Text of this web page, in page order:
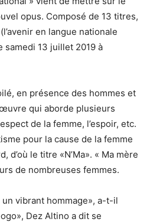
opus. Composé de 13 titres,
en langue nationale
samedi 13 juillet 2019 à
en présence des hommes et
qui aborde plusieurs
de la femme, l’espoir, etc.
pour la cause de la femme
d’où le titre «N’Ma». « Ma mère
de nombreuses femmes.
un vibrant hommage», a-t-il
Dez Altino a dit se